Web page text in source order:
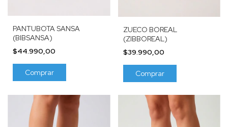
PANTUBOTA SANSA
(BIBSANSA)
$44.990,00
Comprar
ZUECO BOREAL
(ZIBBOREAL)
$39.990,00
Comprar